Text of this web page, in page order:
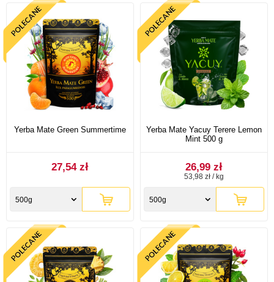
Yerba Mate Green Summertime
27,54 zł
500g
Yerba Mate Yacuy Terere Lemon
Mint 500 g
26,99 zł
53,98 zł / kg
500g